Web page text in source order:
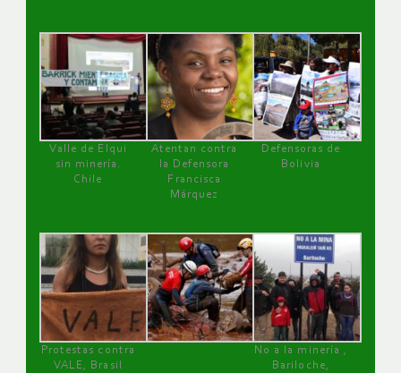
Valle de Elqui
sin minería.
Chile
Atentan contra
la Defensora
Francisca
Márquez
Defensoras de
Bolivia
Protestas contra
VALE, Brasil
No a la minería ,
Bariloche,